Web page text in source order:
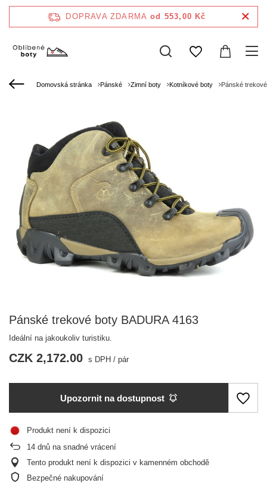
DOPRAVA ZDARMA od 553,00 Kč
Domovská stránka Pánské Zimní boty Kotníkové boty Pánské
Pánské trekové boty BADURA 4163
Ideální na jakoukoliv turistiku.
CZK 2,172.00 s DPH / pár
Upozornit na dostupnost
Produkt není k dispozici
14 dnů na snadné vrácení
Tento produkt není k dispozici v kamenném obchodě
Bezpečné nakupování